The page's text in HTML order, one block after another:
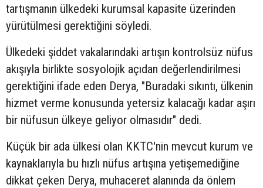
tartışmanın ülkedeki kurumsal kapasite üzerinden
yürütülmesi gerektiğini söyledi.
Ülkedeki şiddet vakalarındaki artışın kontrolsüz nüfus
akışıyla birlikte sosyolojik açıdan değerlendirilmesi
gerektiğini ifade eden Derya, "Buradaki sıkıntı, ülkenin
hizmet verme konusunda yetersiz kalacağı kadar aşırı
bir nüfusun ülkeye geliyor olmasıdır" dedi.
Küçük bir ada ülkesi olan KKTC'nin mevcut kurum ve
kaynaklarıyla bu hızlı nüfus artışına yetişemediğine
dikkat çeken Derya, muhaceret alanında da önlem